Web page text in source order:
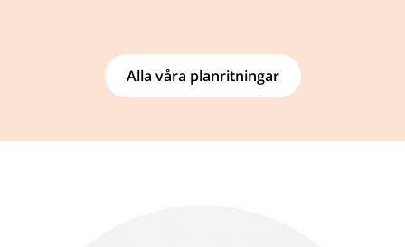
Alla våra planritningar